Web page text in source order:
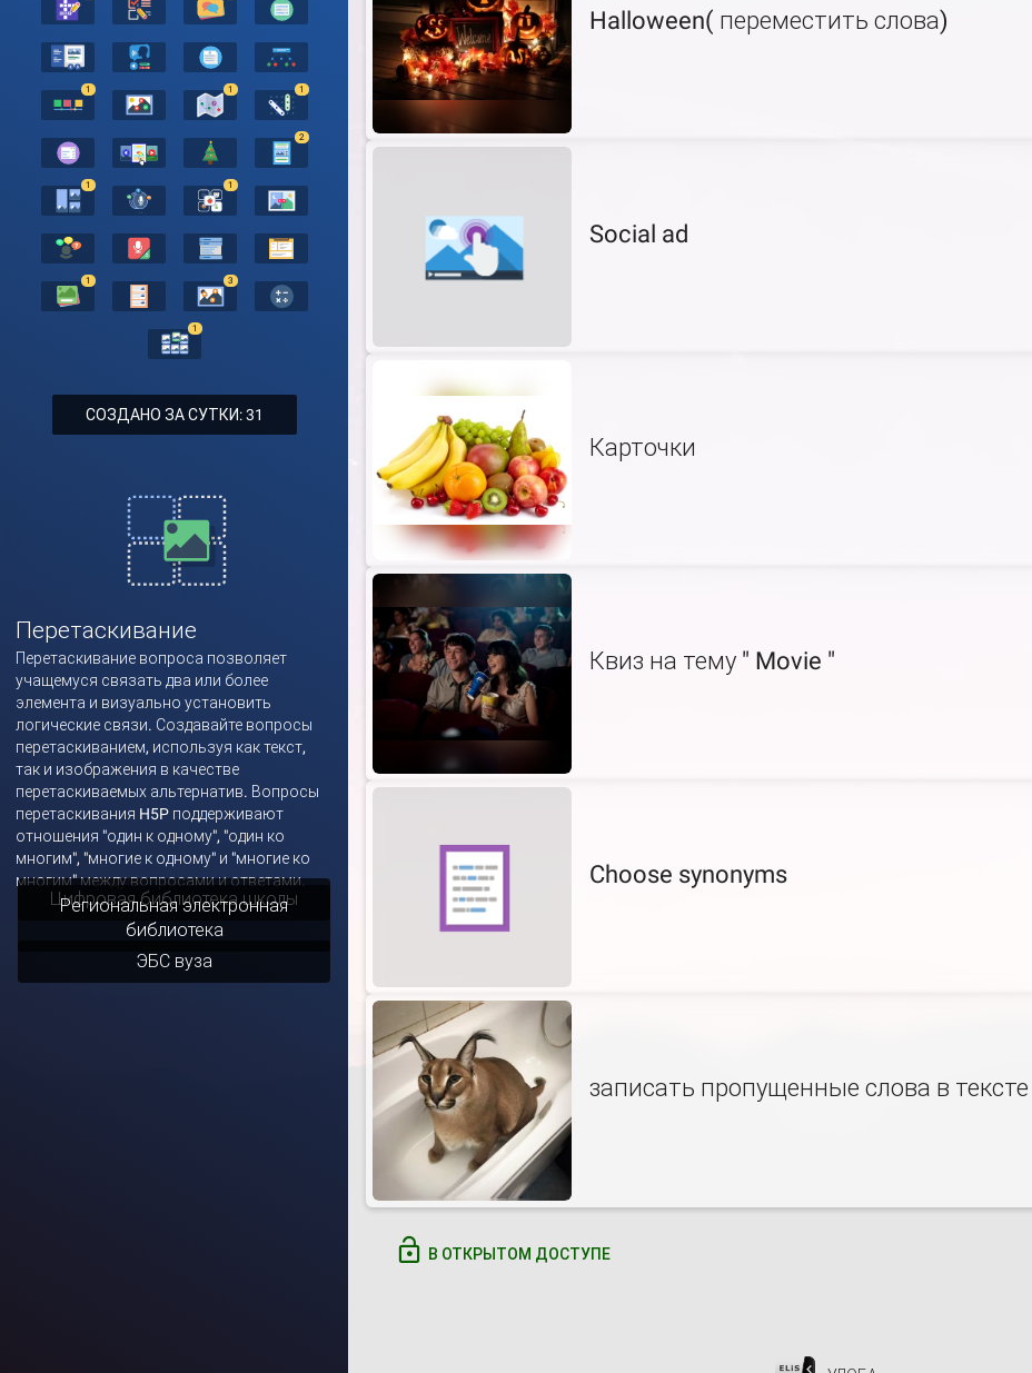
1 1 1
2
1 1
1 3
1
СОЗДАНО ЗА СУТКИ: 31
Перетаскивание
Перетаскивание вопроса позволяет
учащемуся связать два или более
элемента и визуально установить
логические связи. Создавайте вопросы
перетаскиванием, используя как текст,
так и изображения в качестве
перетаскиваемых альтернатив. Вопросы
перетаскивания H5P поддерживают
отношения "один к одному", "один ко
многим", "многие к одному" и "многие ко
многим" между вопросами и ответами.
Halloween( переместить слова)
Social ad
Карточки
Квиз на тему " Movie "
Choose synonyms
записать пропущенные слова в тексте
В ОТКРЫТОМ ДОСТУПЕ